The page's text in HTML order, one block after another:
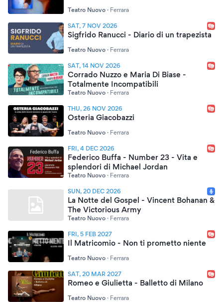
Teatro Nuovo · Ferrara
SAT, 7 NOV 2026
Sigfrido Ranucci - Diario di un trapezista
Teatro Nuovo · Ferrara
SAT, 14 NOV 2026
Corrado Nuzzo e Maria Di Biase -
Totalmente Incompatibili
Teatro Nuovo · Ferrara
THU, 26 NOV 2026
Osteria Giacobazzi
Teatro Nuovo · Ferrara
FRI, 4 DEC 2026
Federico Buffa - Number 23 - Vita e
splendori di Michael Jordan
Teatro Nuovo · Ferrara
SUN, 20 DEC 2026
La Notte del Gospel - Vincent Bohanan &
The Victorious Army
Teatro Nuovo · Ferrara
FRI, 5 FEB 2027
Il Matricomio - Non ti prometto niente
Teatro Nuovo · Ferrara
SAT, 20 MAR 2027
Romeo e Giulietta - Balletto di Milano
Teatro Nuovo · Ferrara